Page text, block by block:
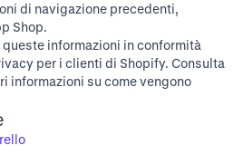
di navigazione precedenti,
Shop.
informazioni in conformità
per i clienti di Shopify. Consulta
informazioni su come vengono